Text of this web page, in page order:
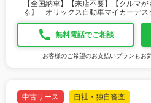
【全国納車】【来店不要】【クルマが
る】 オリックス自動車マイカーデス
無料電話でご相談
お客様のご希望のお支払いプランもお
中古リース 自社・独自審査